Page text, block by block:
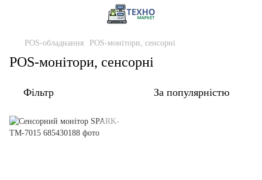
POS-обладнання POS-монітори, сенсорні
POS-монітори, сенсорні
Фільтр За популярністю